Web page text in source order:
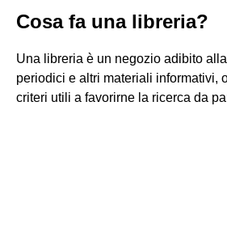
Cosa fa una libreria?
Una libreria è un negozio adibito
periodici e altri materiali informativi,
criteri utili a favorirne la ricerca da